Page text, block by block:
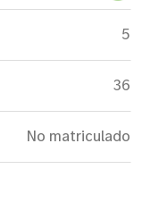
5
36
No matriculado